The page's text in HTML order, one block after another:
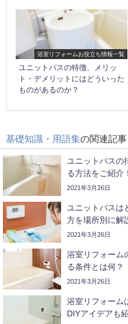
浴室リフォームお役立ち情報一覧
ユニットバスの特徴、メリッ
ト・デメリットにはどういった
ものがあるのか？
基礎知識・用語集の関連記事
ユニットバスの
る方法をご紹介！
2021年3月26日
ユニットバスは
方を場所別に解
2021年3月26日
浴室リフォーム
る条件とは何？
2021年3月26日
浴室リフォーム
DIYアイデアも